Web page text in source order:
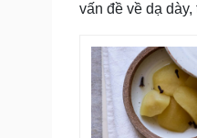
vấn đề về dạ